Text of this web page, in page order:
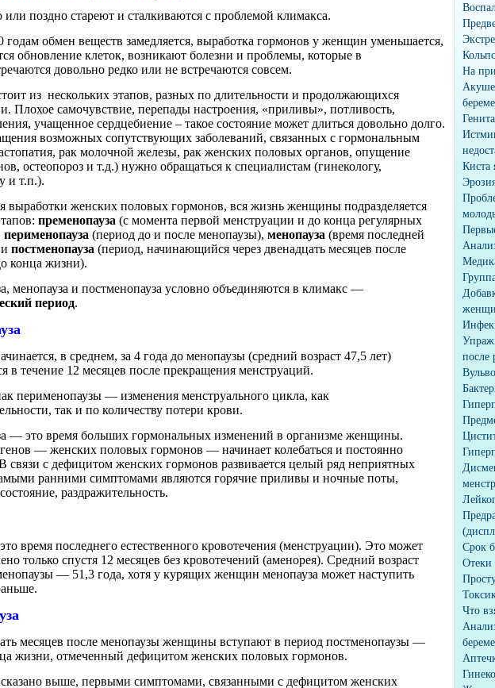
поздно стареют и сталкиваются с проблемой климакса.
обмен веществ замедляется, выработка гормонов у женщин уменьшается,
обновление клеток, возникают болезни и проблемы, которые в
довольно редко или не встречаются совсем.
из нескольких этапов, разных по длительности и продолжающихся
Плохое самочувствие, перепады настроения, «приливы», потливость,
учащенное сердцебиение – такое состояние может длиться довольно долго.
возможных сопутствующих заболеваний, связанных с гормональным
рак молочной железы, рак женских половых органов, опущение
остеопороз и т.д.) нужно обращаться к специалистам (гинекологу,
и т.п.).
выработки женских половых гормонов, вся жизнь женщины подразделяется
пременопауза (с момента первой менструации и до конца регулярных
перименопауза (период до и после менопаузы), менопауза (время последней
постменопауза (период, начинающийся через двенадцать месяцев после
конца жизни).
менопауза и постменопауза условно объединяются в климакс —
период.
в среднем, за 4 года до менопаузы (средний возраст 47,5 лет)
в течение 12 месяцев после прекращения менструаций.
перименопаузы — изменения менструального цикла, как
так и по количеству потери крови.
— это время больших гормональных изменений в организме женщины.
— женских половых гормонов — начинает колебаться и постоянно
связи с дефицитом женских гормонов развивается целый ряд неприятных
ранними симптомами являются горячие приливы и ночные поты,
раздражительность.
время последнего естественного кровотечения (менструации). Это может
только спустя 12 месяцев без кровотечений (аменорея). Средний возраст
— 51,3 года, хотя у курящих женщин менопауза может наступить
месяцев после менопаузы женщины вступают в период постменопаузы —
жизни, отмеченный дефицитом женских половых гормонов.
выше, первыми симптомами, связанными с дефицитом женских
На
Киста
после
Срок
Отеки
Что